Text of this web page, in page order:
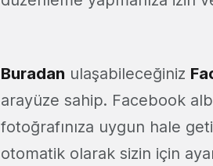
Buradan ulaşabileceğiniz
arayüze sahip. Facebook
fotoğrafınıza uygun hale
otomatik olarak sizin için